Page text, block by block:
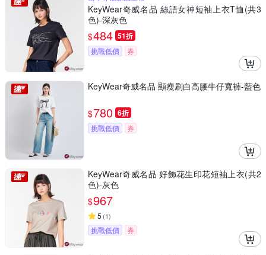
KeyWear奇威名品 絲語女神短袖上衣T恤(共3
色)-深灰色
$484 51折
挑戰低價 券
KeyWear奇威名品 顯瘦刷白高腰牛仔寬褲-藍色
$780 6折
挑戰低價 券
KeyWear奇威名品 好飾花生印花短袖上衣(共2
色)-灰色
$967
5 (1)
挑戰低價 券